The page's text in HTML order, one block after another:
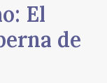
El
de